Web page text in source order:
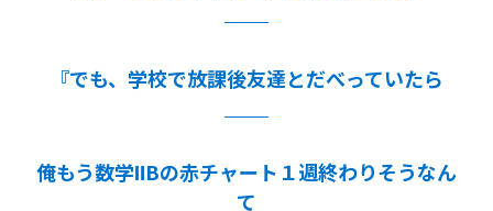
『でも、学校で放課後友達とだべっていたら
俺もう数学ⅡBの赤チャート１週終わりそうなん
て